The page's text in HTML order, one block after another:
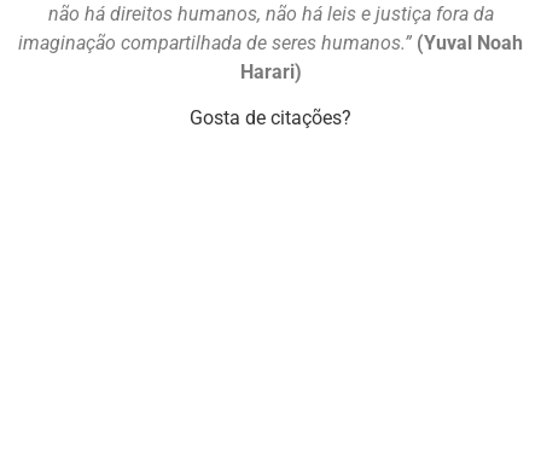
não há direitos humanos, não há leis e justiça fora da
imaginação compartilhada de seres humanos.” (Yuval Noah
Harari)
Gosta de citações?